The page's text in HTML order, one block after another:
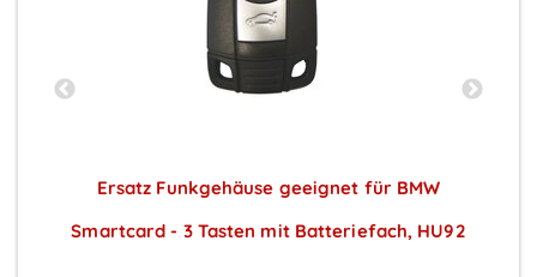
Ersatz Funkgehäuse geeignet für BMW
Smartcard - 3 Tasten mit Batteriefach, HU92